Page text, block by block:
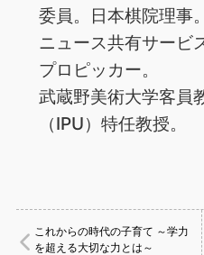
委員。日本棋院理事。
ニュース共有サー
プロピッカー。
武蔵野美術大学客員
（IPU）特任教授。
これからの時代の子育て ～学力
を超える大切な力とは～